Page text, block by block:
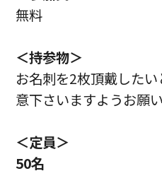
無料
＜持参物＞
お名刺を2枚頂戴した
意下さいますようお願
＜定員＞
50名